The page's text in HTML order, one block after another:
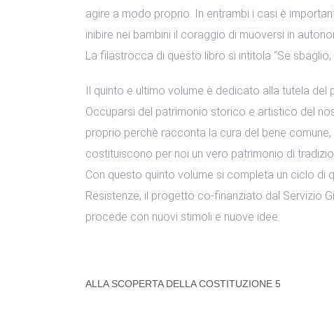
agire a modo proprio. In entrambi i casi è
inibire nei bambini il coraggio di muoversi in
La filastrocca di questo libro si intitola “Se
Il quinto e ultimo volume è dedicato alla tutela
Occuparsi del patrimonio storico e artistico del
proprio perchè racconta la cura del bene
costituiscono per noi un vero patrimonio di
Con questo quinto volume si completa un ciclo
Resistenze, il progetto co-finanziato dal Servizio
procede con nuovi stimoli e nuove idee.
ALLA SCOPERTA DELLA COSTITUZIONE 5